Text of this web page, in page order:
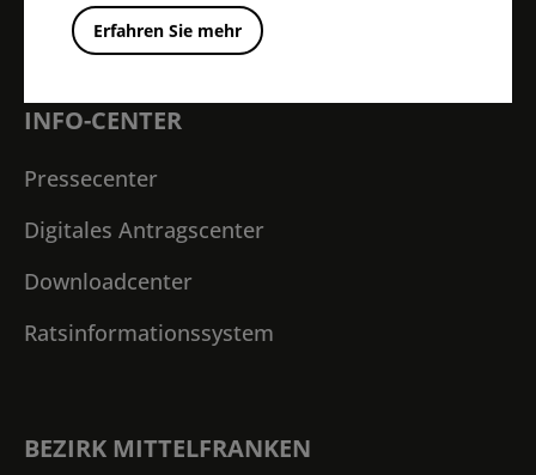
Erfahren Sie mehr
INFO-CENTER
Pressecenter
Digitales Antragscenter
Downloadcenter
Ratsinformationssystem
BEZIRK MITTELFRANKEN